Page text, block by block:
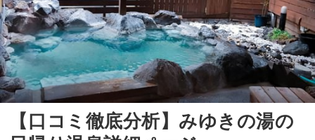
【口コミ徹底分析】みゆきの湯の